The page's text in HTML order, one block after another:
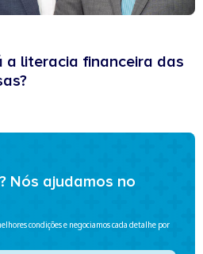
a literacia financeira das
Nós ajudamos no
condições e negociamos cada detalhe por